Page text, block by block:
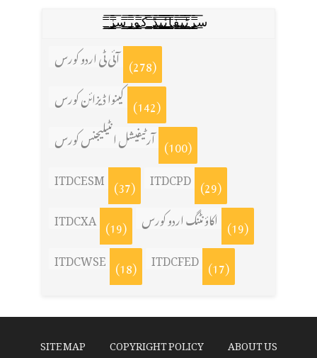
س̳̿͟͞ر̳̿͟͞ٹ̳̿͟͞ی̳̿͟͞ف̳̿͟͞ا̳̿͟͞ي̳̳̿ٔ̿͟͟͞͞ی̳̿͟͞ڈ̳̿͟͞ ̳̿͟͞ک̳̿͟͞و̳̿͟͞ر̳̿͟͞س̳̿͟͞ز̳̿͟͞
آئی ٹی اردو کورس (278)
کینوا ڈیزائن کورس (142)
آرٹیفیشل انٹیلیجنس کورس (100)
ITDCESM (37) ITDCPD (29)
ITDCXA (19) اکاؤنٹنگ اردو کورس (19)
ITDCWSE (18) ITDCFED (17)
ABOUT US
COPYRIGHT POLICY
SITE MAP